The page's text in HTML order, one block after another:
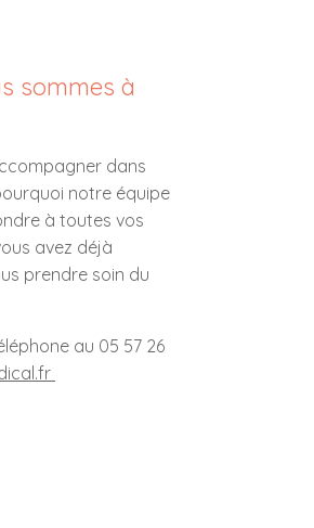
sommes à
dans
notre équipe
à toutes vos
avez déjà
prendre soin du
au 05 57 26